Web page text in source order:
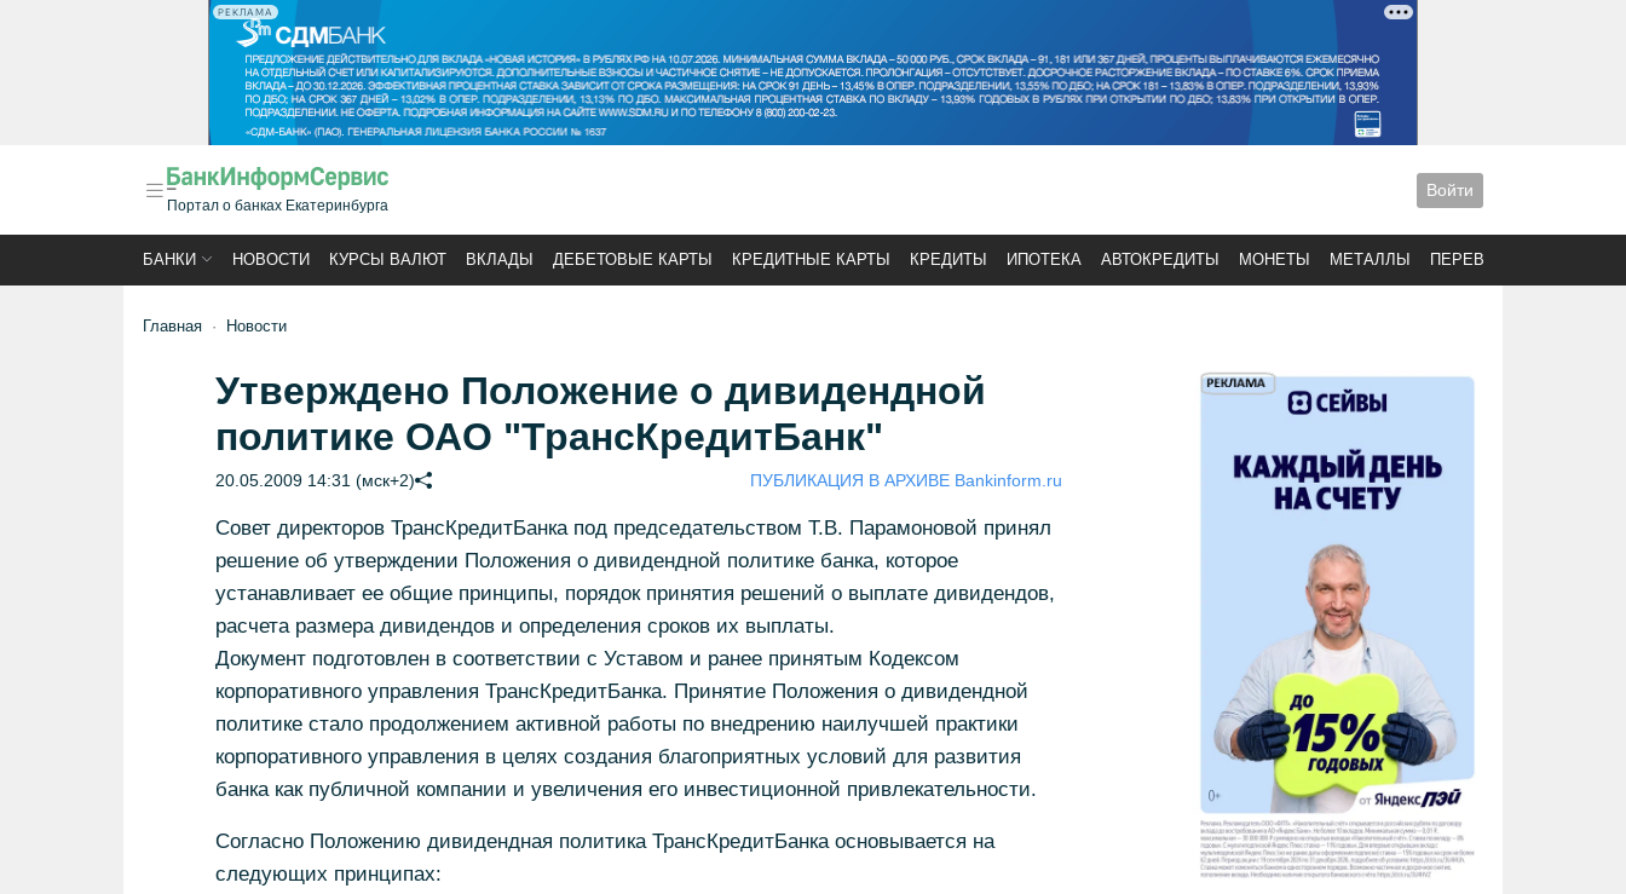
РЕКЛАМА
Портал о банках Екатеринбурга
Войти
БАНКИ НОВОСТИ КУРСЫ ВАЛЮТ ВКЛАДЫ ДЕБЕТОВЫЕ КАРТЫ КРЕДИТНЫЕ КАРТЫ КРЕДИТЫ ИПОТЕКА АВТОКРЕДИТЫ МОНЕТЫ МЕТАЛЛЫ ПЕРЕВОДЫ
Главная Новости
Утверждено Положение о дивидендной
политике ОАО "ТрансКредитБанк"
20.05.2009 14:31 (мск+2) ПУБЛИКАЦИЯ В АРХИВЕ Bankinform.ru
Совет директоров ТрансКредитБанка под председательством Т.В. Парамоновой принял
решение об утверждении Положения о дивидендной политике банка, которое
устанавливает ее общие принципы, порядок принятия решений о выплате дивидендов,
расчета размера дивидендов и определения сроков их выплаты.
Документ подготовлен в соответствии с Уставом и ранее принятым Кодексом
корпоративного управления ТрансКредитБанка. Принятие Положения о дивидендной
политике стало продолжением активной работы по внедрению наилучшей практики
корпоративного управления в целях создания благоприятных условий для развития
банка как публичной компании и увеличения его инвестиционной привлекательности.
Согласно Положению дивидендная политика ТрансКредитБанка основывается на
следующих принципах: